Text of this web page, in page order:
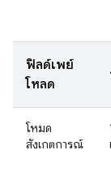
ฟิลด์เพย์
โหลด
โหมด
สังเกตการณ์